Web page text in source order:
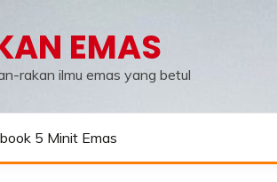
EMAS
rakan ilmu emas yang betul
5 Minit Emas